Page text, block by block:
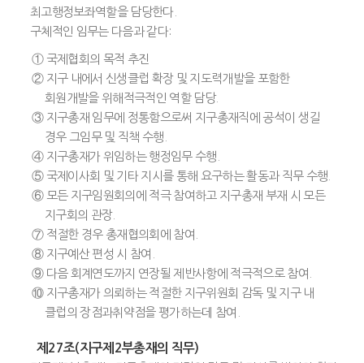
최고행정보좌역할을 담당한다.
구체적인 임무는 다음과 같다:
① 국제협회의 목적 추진
② 지구 내에서 신생클럽 확장 및 지도력개발을 포함한
회원개발을 위해적극적인 역할 담당.
③ 지구총재 임무에 정통함으로써 지구총재직에 공석이 생길
경우 그임무 및 직책 수행.
④ 지구총재가 위임하는 행정임무 수행.
⑤ 국제이사회 및 기타 지시를 통해 요구하는 활동과 직무 수행.
⑥ 모든 지구임원회의에 적극 참여하고 지구총재 부재 시 모든
지구회의 관장.
⑦ 적절한 경우 총재협의회에 참여.
⑧ 지구예산 편성 시 참여.
⑨ 다음 회계연도까지 연장될 제반사항에 적극적으로 참여.
⑩ 지구총재가 의뢰하는 적절한 지구위원회 감독 및 지구 내
클럽의 장점과취약점을 평가하는데 참여.
제27조(지구제2부총재의 직무)